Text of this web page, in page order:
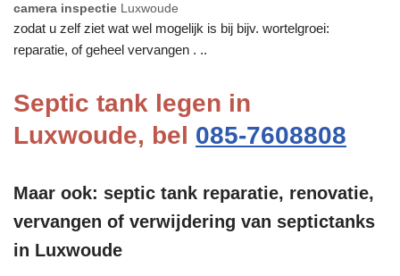
camera inspectie Luxwoude
zodat u zelf ziet wat wel mogelijk is bij bijv. wortelgroei:
reparatie, of geheel vervangen . ..
Septic tank legen in
Luxwoude, bel 085-7608808
Maar ook: septic tank reparatie, renovatie,
vervangen of verwijdering van septictanks
in Luxwoude